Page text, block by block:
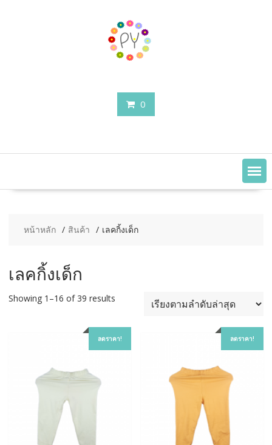
0
หน้าหลัก สินค้า เลคกิ้งเด็ก
เลคกิ้งเด็ก
Showing 1–16 of 39 resultsSorted
latest
ลดราคา! ลดราคา!